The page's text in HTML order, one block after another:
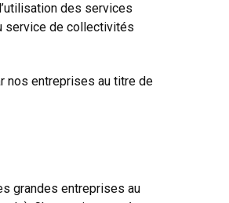
des services
service de collectivités
nos entreprises au titre de
grandes entreprises au